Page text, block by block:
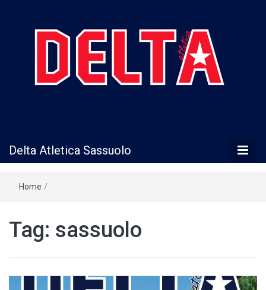
Sassuolo
Delta Atletica Sassuolo
Home /
Tag: sassuolo